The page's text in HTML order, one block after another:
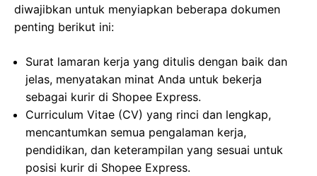
diwajibkan untuk menyiapkan beberapa dokumen
penting berikut ini:
Surat lamaran kerja yang ditulis dengan baik dan
jelas, menyatakan minat Anda untuk bekerja
sebagai kurir di Shopee Express.
Curriculum Vitae (CV) yang rinci dan lengkap,
mencantumkan semua pengalaman kerja,
pendidikan, dan keterampilan yang sesuai untuk
posisi kurir di Shopee Express.